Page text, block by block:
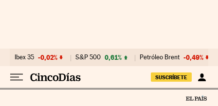
Ibex 35 -0,02% S&P 500 0,61% Petróleo Brent -0,49%
SUSCRÍBETE